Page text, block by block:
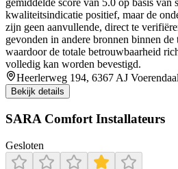
gemiddelde score van 5.0 op basis van
kwaliteitsindicatie positief, maar de
zijn geen aanvullende, direct te
gevonden in andere bronnen binnen de
waardoor de totale betrouwbaarheid
volledig kan worden bevestigd.
Heerlerweg 194, 6367 AJ
Bekijk details
SARA Comfort Installateurs
Gesloten